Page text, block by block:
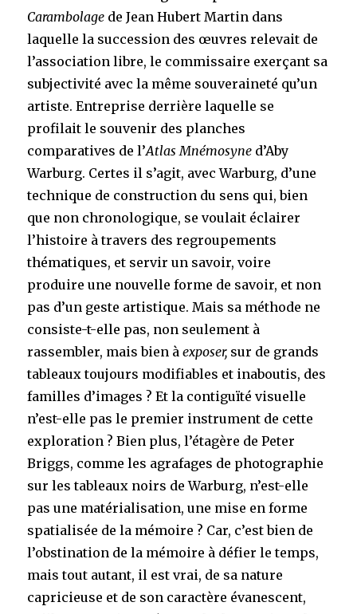
Carambolage de Jean Hubert Martin dans
laquelle la succession des œuvres relevait de
l’association libre, le commissaire exerçant sa
subjectivité avec la même souveraineté qu’un
artiste. Entreprise derrière laquelle se
profilait le souvenir des planches
comparatives de l’Atlas Mnémosyne d’Aby
Warburg. Certes il s’agit, avec Warburg, d’une
technique de construction du sens qui, bien
que non chronologique, se voulait éclairer
l’histoire à travers des regroupements
thématiques, et servir un savoir, voire
produire une nouvelle forme de savoir, et non
pas d’un geste artistique. Mais sa méthode ne
consiste-t-elle pas, non seulement à
rassembler, mais bien àexposer, sur de grands
tableaux toujours modifiables et inaboutis, des
familles d’images ? Et la contiguïté visuelle
n’est-elle pas le premier instrument de cette
exploration ? Bien plus, l’étagère de Peter
Briggs, comme les agrafages de photographie
sur les tableaux noirs de Warburg, n’est-elle
pas une matérialisation, une mise en forme
spatialisée de la mémoire ? Car, c’est bien de
l’obstination de la mémoire à défier le temps,
mais tout autant, il est vrai, de sa nature
capricieuse et de son caractère évanescent,